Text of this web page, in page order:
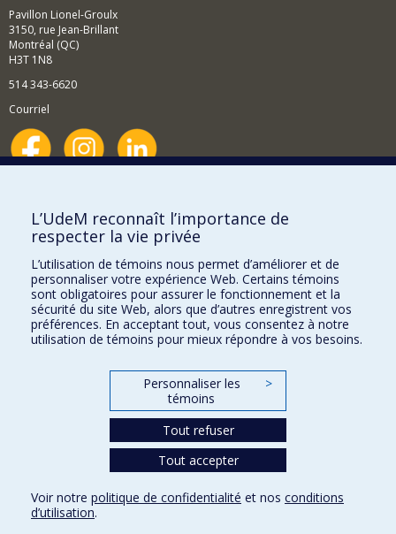
Pavillon Lionel-Groulx
3150, rue Jean-Brillant
Montréal (QC)
H3T 1N8
514 343-6620
Courriel
Comment soutenir le Département?
BESOIN D'AIDE?
Plan du site
Signaler une erreur
Accessibilité
FACULTÉ DES ARTS ET DES SCIENCES
Nos départements et écoles
Conditions d’utilisation
L’UdeM reconnaît l’importance de
respecter la vie privée
L’utilisation de témoins nous permet d’améliorer et de
personnaliser votre expérience Web. Certains témoins
sont obligatoires pour assurer le fonctionnement et la
sécurité du site Web, alors que d’autres enregistrent vos
préférences. En acceptant tout, vous consentez à notre
utilisation de témoins pour mieux répondre à vos besoins.
Personnaliser les
témoins
>
Tout refuser
Tout accepter
Voir notre politique de confidentialité et nos conditions
d’utilisation.